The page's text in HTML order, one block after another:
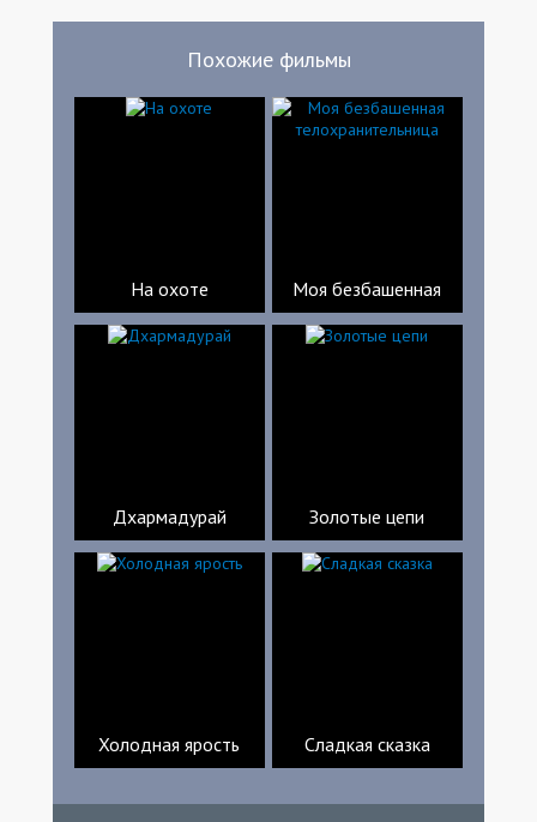
Похожие фильмы
На охоте Моя безбашенная
Дхармадурай Золотые цепи
Холодная ярость Сладкая сказка